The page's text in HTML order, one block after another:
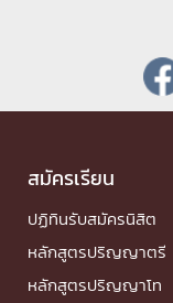
สมัครเรียน
ปฏิทินรับสมัครนิสิต
หลักสูตรปริญญาตรี
หลักสูตรปริญญาโท